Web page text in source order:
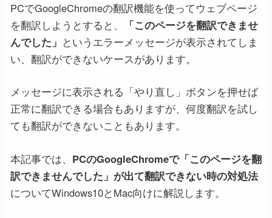
PCでGoogleChromeの翻訳機能を使ってウェブページ
を翻訳しようとすると、
「このページを翻訳できませ
んでした」 というエラーメッセージが表示されてしま
い、翻訳ができないケースがあります。
メッセージに表示される「やり直し」ボタンを押せば
正常に翻訳できる場合もありますが、何度翻訳を試し
ても翻訳ができないこともあります。
本記事では、 PCのGoogleChromeで「このページを翻
訳できませんでした」が出て翻訳できない時の対処法
についてWindows10とMac向けに解説します。